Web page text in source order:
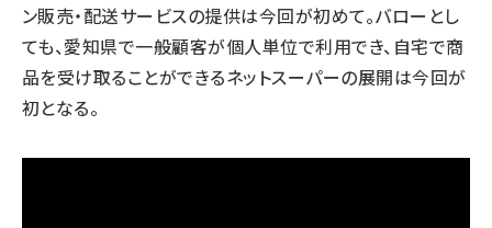
ン販売・配送サービスの提供は今回が初めて。バローとし
ても、愛知県で一般顧客が個人単位で利用でき、自宅で商
品を受け取ることができるネットスーパーの展開は今回が
初となる。